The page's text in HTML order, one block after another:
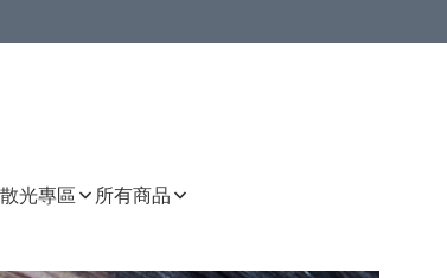
散光專區 所有商品